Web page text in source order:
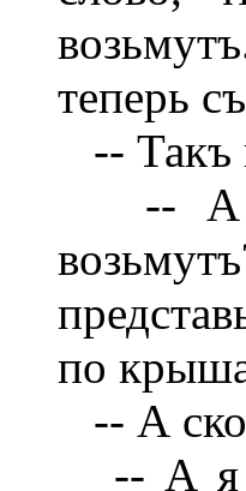
теперь
-- Такъ
-- А
по
-- А
-- А я